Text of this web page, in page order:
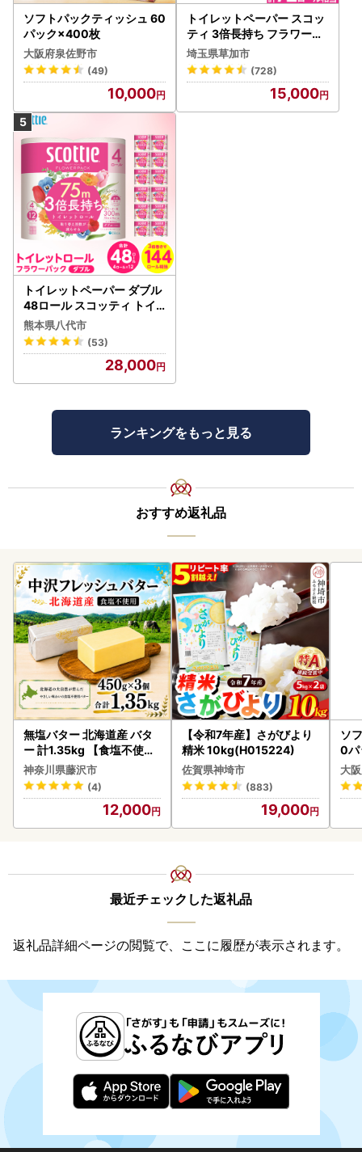
ソフトパックティッシュ 60
パック×400枚
大阪府泉佐野市
(49)
10,000
トイレットペーパー スコッ
ティ 3倍長持ち フラワーパ
ック 4ロール×6P
埼玉県草加市
(728)
15,000
トイレットペーパー ダブル
48ロール スコッティ トイ
レット
熊本県八代市
(53)
28,000
ランキングをもっと見る
おすすめ返礼品
無塩バター 北海道産 バタ
ー 計1.35kg 【食塩不使用
】
神奈川県藤沢市
(4)
12,000
【令和7年産】さがびより
精米 10kg(H015224)
佐賀県神埼市
(883)
19,000
ソ
0
大
最近チェックした返礼品
返礼品詳細ページの閲覧で、ここに履歴が表示されます。